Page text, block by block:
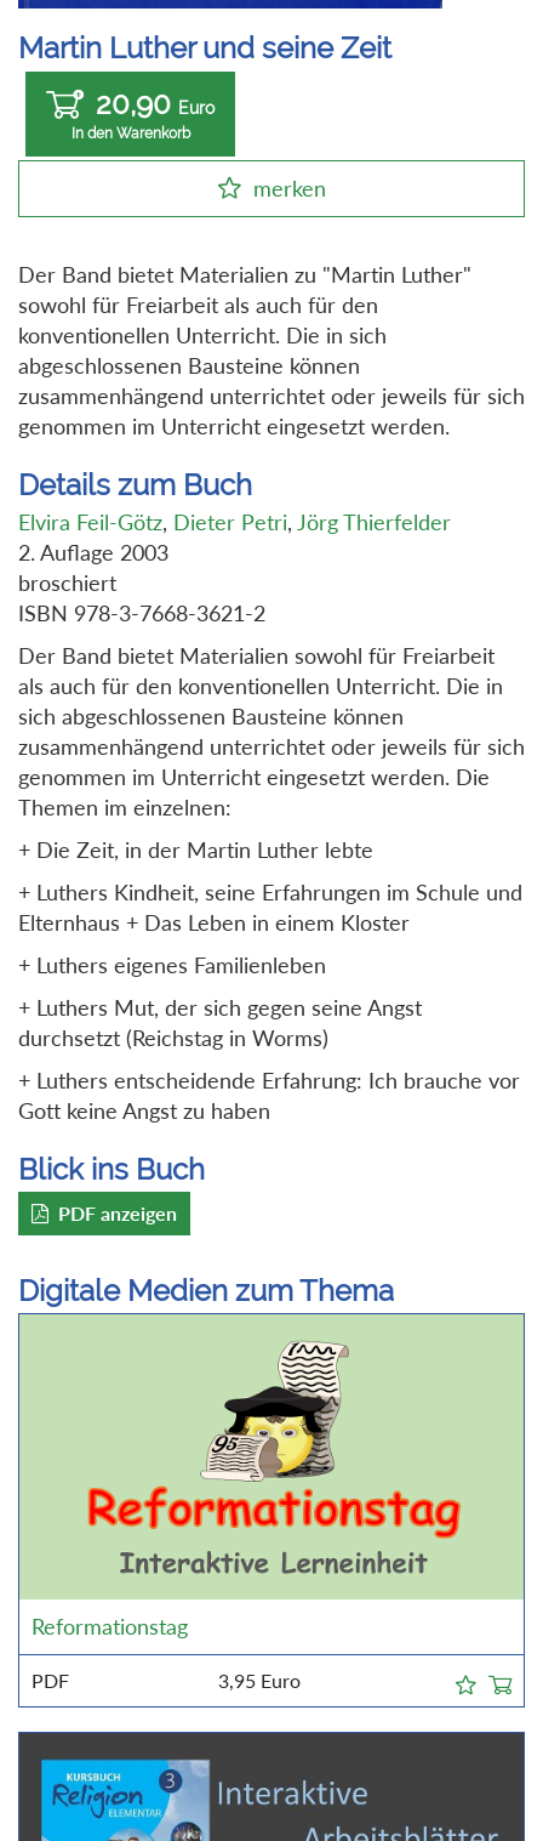
Martin Luther und seine Zeit
20,90 Euro
In den Warenkorb
merken
Der Band bietet Materialien zu "Martin Luther"
sowohl für Freiarbeit als auch für den
konventionellen Unterricht. Die in sich
abgeschlossenen Bausteine können
zusammenhängend unterrichtet oder jeweils für sich
genommen im Unterricht eingesetzt werden.
Details zum Buch
Elvira Feil-Götz, Dieter Petri, Jörg Thierfelder
2. Auflage 2003
broschiert
ISBN 978-3-7668-3621-2
Der Band bietet Materialien sowohl für Freiarbeit
als auch für den konventionellen Unterricht. Die in
sich abgeschlossenen Bausteine können
zusammenhängend unterrichtet oder jeweils für sich
genommen im Unterricht eingesetzt werden. Die
Themen im einzelnen:
+ Die Zeit, in der Martin Luther lebte
+ Luthers Kindheit, seine Erfahrungen im Schule und
Elternhaus + Das Leben in einem Kloster
+ Luthers eigenes Familienleben
+ Luthers Mut, der sich gegen seine Angst
durchsetzt (Reichstag in Worms)
+ Luthers entscheidende Erfahrung: Ich brauche vor
Gott keine Angst zu haben
Blick ins Buch
PDF anzeigen
Digitale Medien zum Thema
Reformationstag
PDF 3,95 Euro